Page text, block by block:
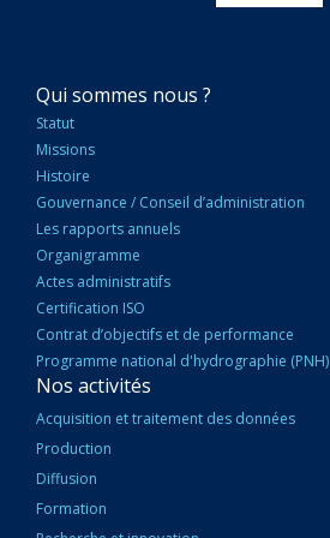
NAVIGATION
PRINCIPALE
Qui sommes nous ?
Statut
Missions
Histoire
Gouvernance / Conseil d’administration
Les rapports annuels
Organigramme
Actes administratifs
Certification ISO
Contrat d’objectifs et de performance
Programme national d'hydrographie (PNH)
Nos activités
Acquisition et traitement des données
Production
Diffusion
Formation